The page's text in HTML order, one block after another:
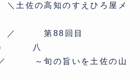
高知のすえひろ屋メ
第88回目
行) 八
の旨いを土佐の山